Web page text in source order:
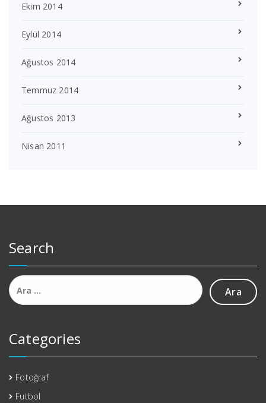
Ekim 2014
Eylül 2014
Ağustos 2014
Temmuz 2014
Ağustos 2013
Nisan 2011
Search
Arama:
Categories
Fotoğraf
Futbol